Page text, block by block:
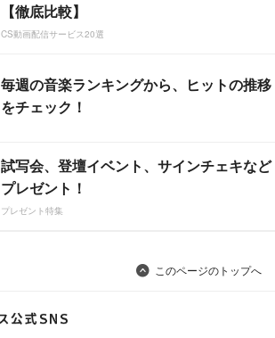
【徹底比較】
CS動画配信サービス20選
毎週の音楽ランキングから、ヒットの推移
をチェック！
試写会、登壇イベント、サインチェキなど
プレゼント！
プレゼント特集
このページのトップへ